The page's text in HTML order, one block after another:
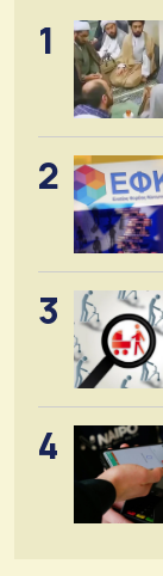
1
2
3
4